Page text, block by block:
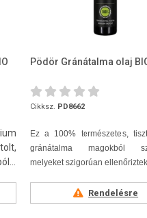
Pödör Gránátalma olaj
Cikksz. PD8662
Ez a 100% természetes,
gránátalma magokból
melyeket szigorúan ellenőriztek
Rendelésre